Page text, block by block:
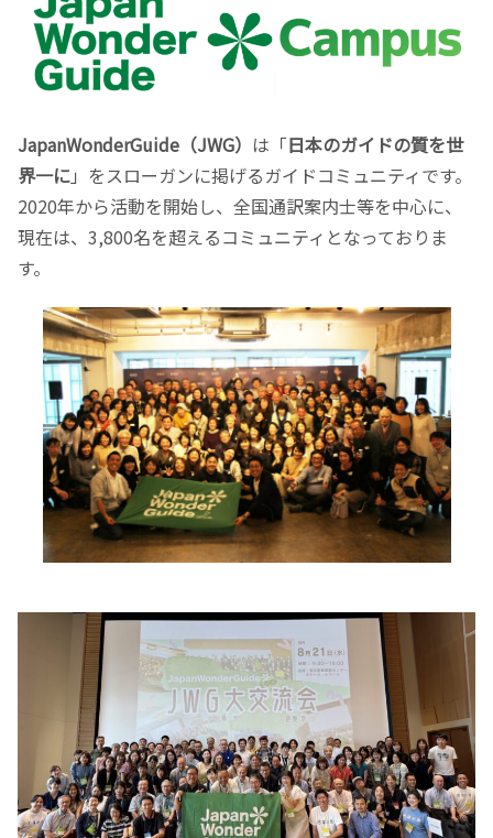
JapanWonderGuide（JWG） は「日本のガイドの質を世
界一に」をスローガンに掲げるガイドコミュニティです。
2020年から活動を開始し、全国通訳案内士等を中心に、
現在は、3,800名を超えるコミュニティとなっておりま
す。